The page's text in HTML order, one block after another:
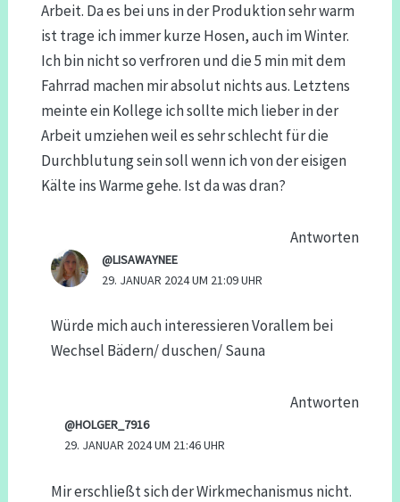
Arbeit. Da es bei uns in der Produktion sehr warm
ist trage ich immer kurze Hosen, auch im Winter.
Ich bin nicht so verfroren und die 5 min mit dem
Fahrrad machen mir absolut nichts aus. Letztens
meinte ein Kollege ich sollte mich lieber in der
Arbeit umziehen weil es sehr schlecht für die
Durchblutung sein soll wenn ich von der eisigen
Kälte ins Warme gehe. Ist da was dran?
Antworten
@LISAWAYNEE
29. JANUAR 2024 UM 21:09 UHR
Würde mich auch interessieren Vorallem bei
Wechsel Bädern/ duschen/ Sauna
Antworten
@HOLGER_7916
29. JANUAR 2024 UM 21:46 UHR
Mir erschließt sich der Wirkmechanismus nicht.